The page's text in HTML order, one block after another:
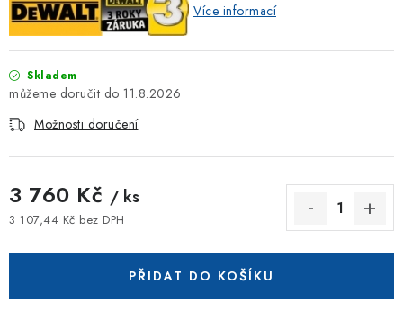
Více informací
Skladem
11.8.2026
Možnosti doručení
3 760 Kč / ks
3 107,44 Kč bez DPH
PŘIDAT DO KOŠÍKU